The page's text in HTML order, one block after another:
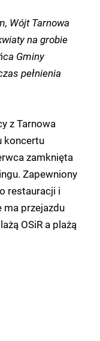
Wójt Tarnowa
na grobie
Gminy
pełnienia
z Tarnowa
koncertu
zamknięta
Zapewniony
restauracji i
ma przejazdu
OSiR a plażą